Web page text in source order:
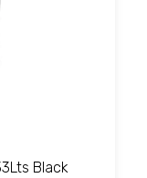
Black